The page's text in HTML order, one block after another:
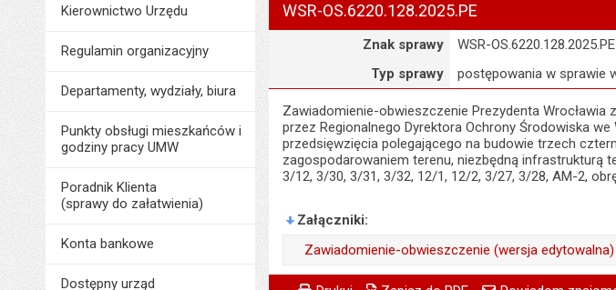
MenuUrząd Miejski
Kierownictwo Urzędu
Regulamin organizacyjny
Departamenty, wydziały, biura
Punkty obsługi mieszkańców i
godziny pracy UMW
Poradnik Klienta
(sprawy do załatwienia)
Konta bankowe
Dostępny urząd
WSR-OS.6220.128.2025.PE
Znak sprawy
WSR-OS.6220.128.2025.PE
Typ sprawy
postępowania w sprawie
Zawiadomienie-obwieszczenie Prezydenta Wrocławia
przez Regionalnego Dyrektora Ochrony Środowiska
przedsięwzięcia polegającego na budowie trzech
zagospodarowaniem terenu, niezbędną infrastrukturą
3/12, 3/30, 3/31, 3/32, 12/1, 12/2, 3/27, 3/28, AM-2,
Załączniki
Zawiadomienie-obwieszczenie (wersja edytowalna)
Wytworzył:
Metryczka
Powiadom znajomego Powiadom znajomego